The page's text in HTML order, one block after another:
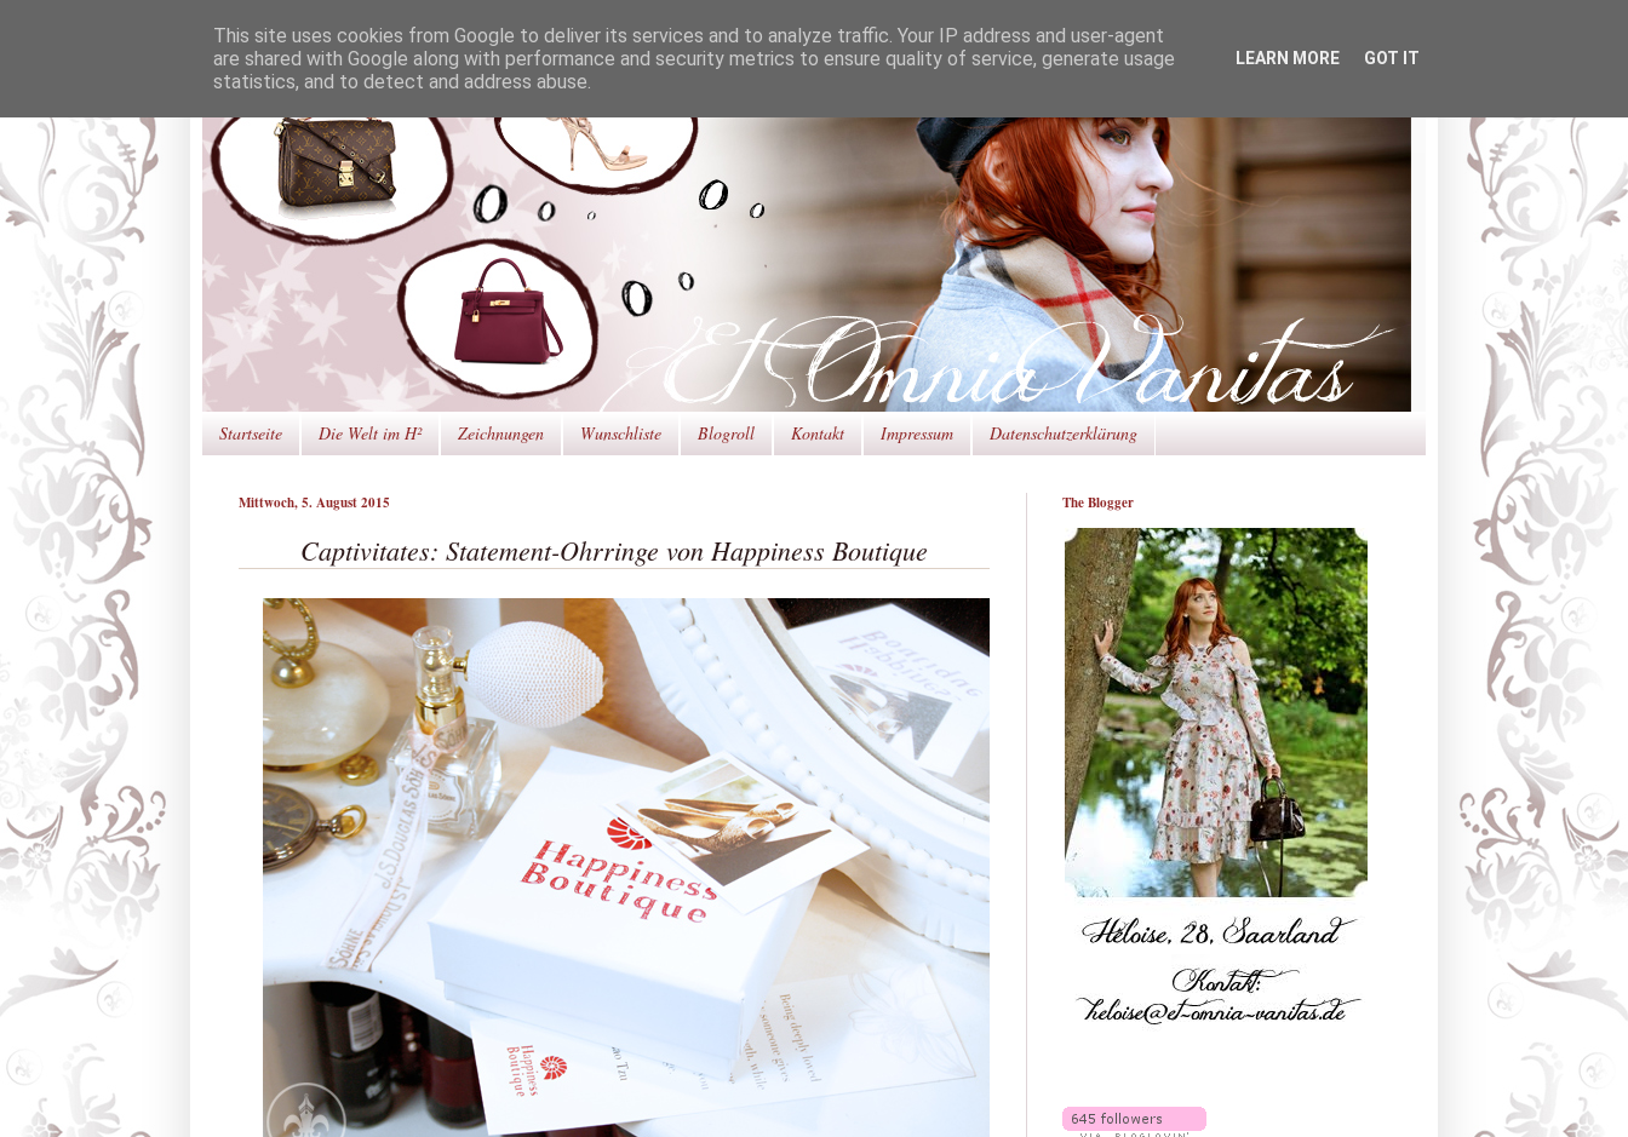
Startseite Die Welt im H² Zeichnungen Wunschliste Blogroll Kontakt Impressum Datenschutzerklärung
Mittwoch, 5. August 2015
Captivitates: Statement-Ohrringe von Happiness Boutique
The Blogger
This site uses cookies from Google to deliver its services and to analyze traffic. Your IP address and user-agent
are shared with Google along with performance and security metrics to ensure quality of service, generate usage
statistics, and to detect and address abuse.
LEARN MORE GOT IT